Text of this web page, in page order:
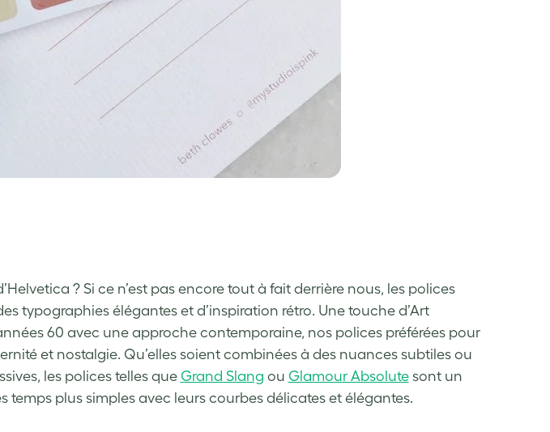
? Si ce n’est pas encore tout à fait derrière nous, les polices
typographies élégantes et d’inspiration rétro. Une touche d’Art
60 avec une approche contemporaine, nos polices préférées pour
et nostalgie. Qu’elles soient combinées à des nuances subtiles ou
les polices telles que Grand Slang ou Glamour Absolutesont un
temps plus simples avec leurs courbes délicates et élégantes.